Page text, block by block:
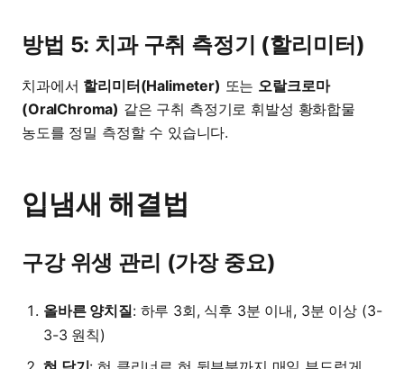
방법 5: 치과 구취 측정기 (할리미터)
치과에서 할리미터(Halimeter) 또는 오랄크로마
(OralChroma) 같은 구취 측정기로 휘발성 황화합물
농도를 정밀 측정할 수 있습니다.
입냄새 해결법
구강 위생 관리 (가장 중요)
올바른 양치질: 하루 3회, 식후 3분 이내, 3분 이상 (3-
3-3 원칙)